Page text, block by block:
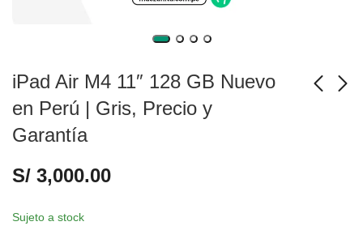
iPad Air M4 11″ 128 GB Nuevo
en Perú | Gris, Precio y
Garantía
S/ 3,000.00
Sujeto a stock